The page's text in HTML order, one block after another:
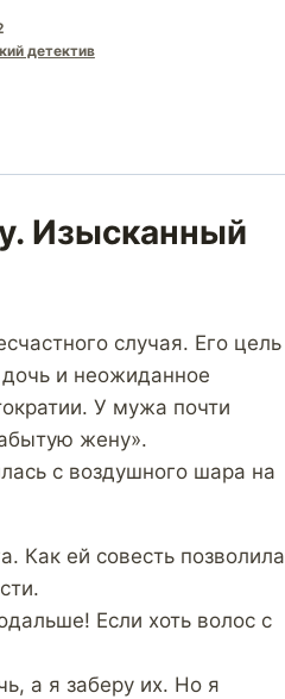
детектив
Изысканный
случая. Его цель
и неожиданное
У мужа почти
жену».
с воздушного шара на
ей совесть позволила
Если хоть волос с
а я заберу их. Но я